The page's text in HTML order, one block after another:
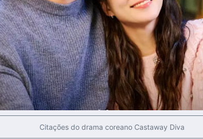
Citações do drama coreano Castaway Diva